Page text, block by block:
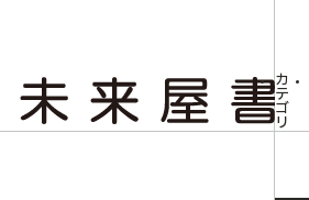
カ
テ
ゴ
リ